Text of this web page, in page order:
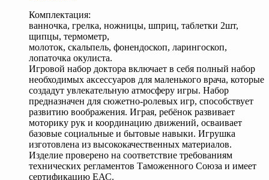
Комплектация:
ванночка, грелка, ножницы, шприц, таблетки 2шт,
щипцы, термометр,
молоток, скальпель, фонендоскоп, ларингоскоп,
лопаточка окулиста.
Игровой набор доктора включает в себя полный набор
необходимых аксессуаров для маленького врача, которые
создадут увлекательную атмосферу игры. Набор
предназначен для сюжетно-ролевых игр, способствует
развитию воображения. Играя, ребёнок развивает
моторику рук и координацию движений, осваивает
базовые социальные и бытовые навыки. Игрушка
изготовлена из высококачественных материалов.
Изделие проверено на соответствие требованиям
технических регламентов Таможенного Союза и имеет
сертификацию ЕАС.